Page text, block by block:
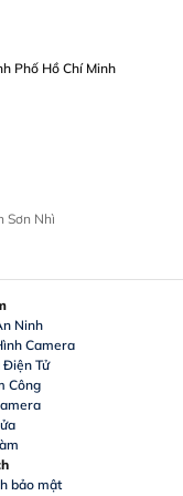
Bluetooth, chìa
lịch sử mở cửa,
Ninh
Camera
Điện Tử
Công
bảo mật
Phố Hồ Chí Minh
Sơn Nhì